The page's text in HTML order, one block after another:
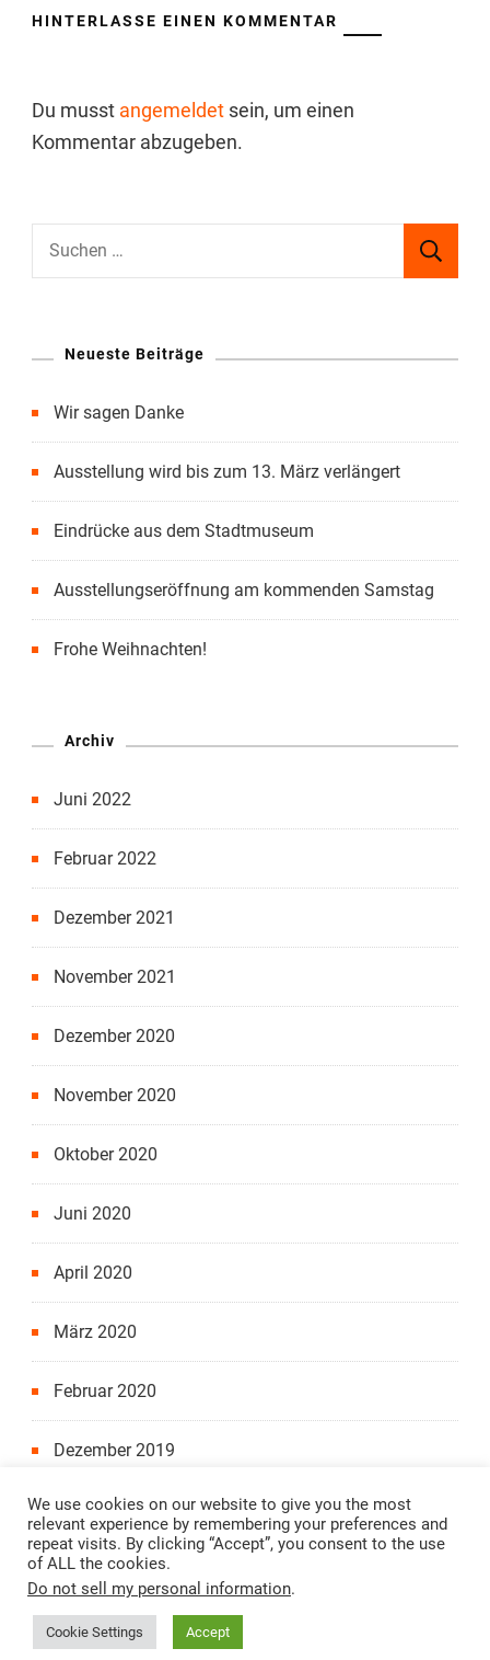
HINTERLASSE EINEN KOMMENTAR
Du musst angemeldet sein, um einen
Kommentar abzugeben.
Suchen
Neueste Beiträge
Wir sagen Danke
Ausstellung wird bis zum 13. März verlängert
Eindrücke aus dem Stadtmuseum
Ausstellungseröffnung am kommenden Samstag
Frohe Weihnachten!
Archiv
Juni 2022
Februar 2022
Dezember 2021
November 2021
Dezember 2020
November 2020
Oktober 2020
Juni 2020
April 2020
März 2020
Februar 2020
Dezember 2019
Copyright 2022, "Alle Jahre wieder"-Projekt.
vonBlossom Themes. Präsentiert von
We use cookies on our website to give you the most
relevant experience by remembering your preferences and
repeat visits. By clicking “Accept”, you consent to the use
of ALL the cookies.
Do not sell my personal information.
Cookie Settings Accept